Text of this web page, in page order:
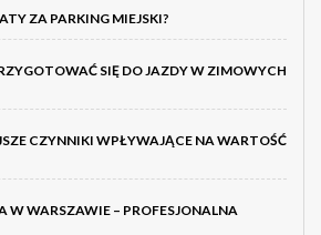
ZA PARKING MIEJSKI?
SIĘ DO JAZDY W ZIMOWYCH
CZYNNIKI WPŁYWAJĄCE NA WARTOŚĆ
W WARSZAWIE – PROFESJONALNA